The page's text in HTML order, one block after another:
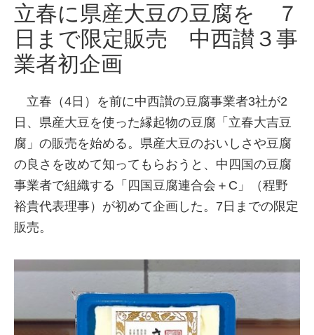
立春に県産大豆の豆腐を ７
日まで限定販売 中西讃３事
業者初企画
立春（4日）を前に中西讃の豆腐事業者3社が2
日、県産大豆を使った縁起物の豆腐「立春大吉豆
腐」の販売を始める。県産大豆のおいしさや豆腐
の良さを改めて知ってもらおうと、中四国の豆腐
事業者で組織する「四国豆腐連合会＋C」（程野
裕貴代表理事）が初めて企画した。7日までの限定
販売。